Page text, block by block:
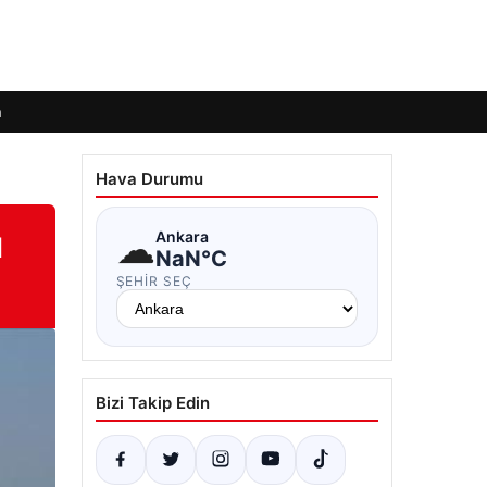
Hava Durumu
☁Ankara
NaN°C
ŞEHIR SEÇ
Bizi Takip Edin